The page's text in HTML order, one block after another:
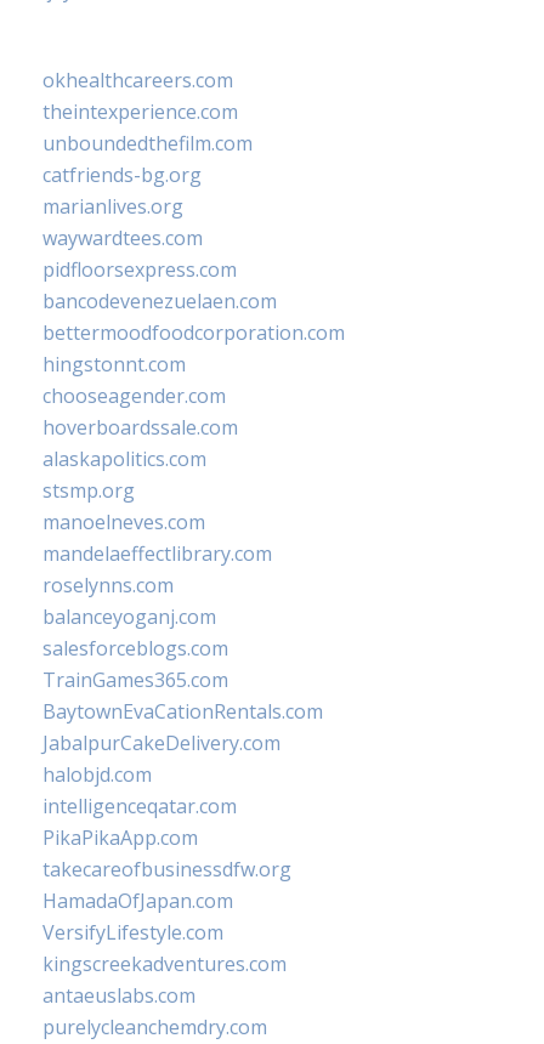
okhealthcareers.com
theintexperience.com
unboundedthefilm.com
catfriends-bg.org
marianlives.org
waywardtees.com
pidfloorsexpress.com
bancodevenezuelaen.com
bettermoodfoodcorporation.com
hingstonnt.com
chooseagender.com
hoverboardssale.com
alaskapolitics.com
stsmp.org
manoelneves.com
mandelaeffectlibrary.com
roselynns.com
balanceyoganj.com
salesforceblogs.com
TrainGames365.com
BaytownEvaCationRentals.com
JabalpurCakeDelivery.com
halobjd.com
intelligenceqatar.com
PikaPikaApp.com
takecareofbusinessdfw.org
HamadaOfJapan.com
VersifyLifestyle.com
kingscreekadventures.com
antaeuslabs.com
purelycleanchemdry.com